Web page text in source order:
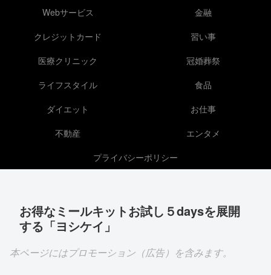
Webサービス
金融
クレジットカード
習い事
医療クリニック
冠婚葬祭
ライフスタイル
食品
ダイエット
お仕事
不動産
エンタメ
プライバシーポリシー
お得なミールキットお試し５daysを展開
する「ヨシケイ」
本ページにはプロモーション（広告）を含みます。